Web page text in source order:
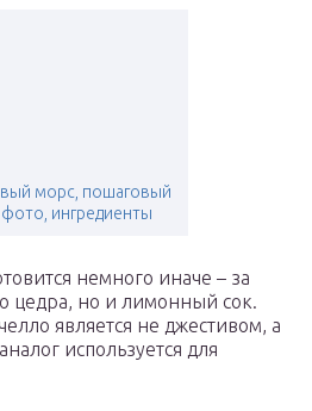
морс, пошаговый
фото, ингредиенты
немного иначе – за
цедра, но и лимонный сок.
является не джестивом, а
используется для